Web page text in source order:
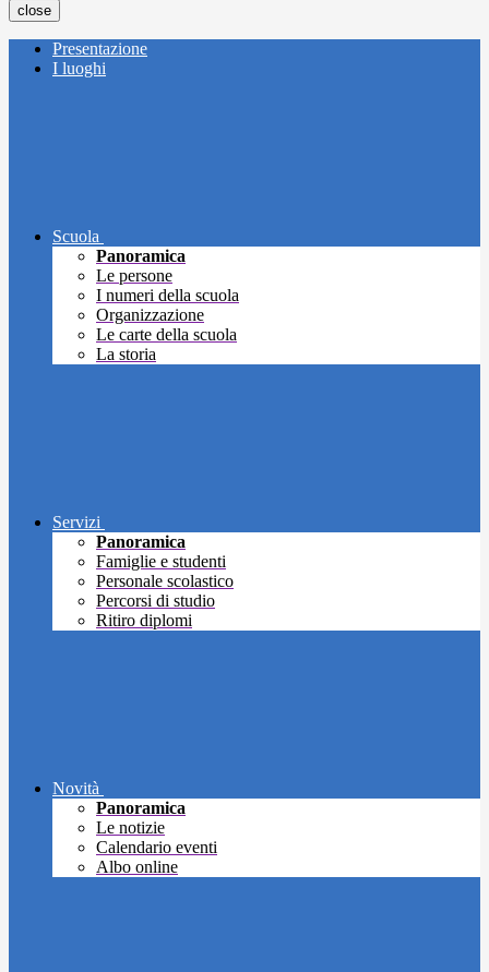
close
Presentazione
I luoghi
Scuola
Panoramica
Le persone
I numeri della scuola
Organizzazione
Le carte della scuola
La storia
Servizi
Panoramica
Famiglie e studenti
Personale scolastico
Percorsi di studio
Ritiro diplomi
Novità
Panoramica
Le notizie
Calendario eventi
Albo online